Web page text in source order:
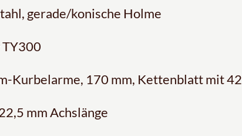
gerade/konische Holme
Kurbelarme, 170 mm, Kettenblatt mit 42
mm Achslänge